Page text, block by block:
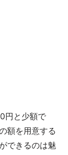
円と少額で
額を用意する
できるのは魅